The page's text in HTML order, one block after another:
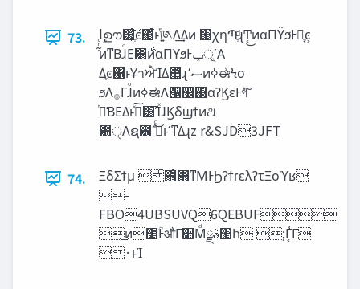
73.
lࣦഊ͸ֶ͕ͨ͠ͼ΋͋ͬͨͱ‫͍ݴ‬༁Λ͢Δͷ ΋χηՊֶͩɻͲ͔͜ͷαΠΫϧͰԿֶ͔ͼ͕
͋ͬͨͷͳΒɺͦΕ͸࣍ͷαΠΫϧͰ‫ʹূݕ‬Α
Δֶͼ΁ͱҰาਐΊΔ΂͖ͩɻ‫ސ‬٬ͷߦಈϞσ
ϧΛ࡞ΓɺͦͷߦಈΛ੡඼΍αʔϏεͰগͣ͠
ͭม͑ΒΕΔͱࣔͯ͠͸͡ΊͯɺϏδϣϯͷଥ
౰ੑΛຊ౰ʹࣔͤͨ͜ͱʹͳΔɻz r&SJD3JFT
74.
ΞδΣϯμ ͦ΋ͦ΋ͳΜͰϦʔϯɾελʔτΞοϓʁ
-
FBO4UBSUVQ6QEBUF
͜ͷ೥ؒͰऔΓ૊Μͩࣄྫ঺հ ;Γ͔͑Γ
·ͱΊ